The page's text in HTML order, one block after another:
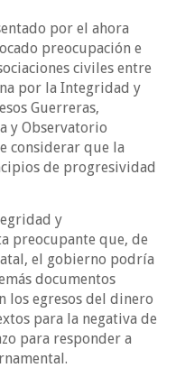
por el ahora
preocupación e
civiles entre
por la Integridad y
Guerreras,
y Observatorio
considerar que la
de progresividad
y
preocupante que, de
el gobierno podría
documentos
los egresos del dinero
para la negativa de
para responder a